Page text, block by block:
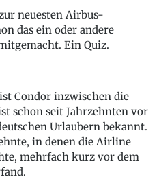
neuesten Airbus-
das ein oder andere
Ein Quiz.
Condor inzwischen die
schon seit Jahrzehnten vor
Urlaubern bekannt.
in denen die Airline
mehrfach kurz vor dem